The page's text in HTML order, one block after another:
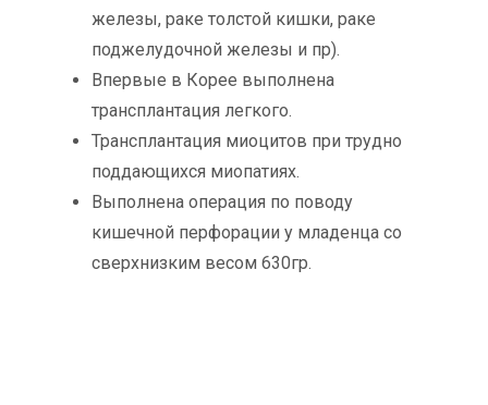
железы, раке толстой кишки, раке
поджелудочной железы и пр).
Впервые в Корее выполнена
трансплантация легкого.
Трансплантация миоцитов при трудно
поддающихся миопатиях.
Выполнена операция по поводу
кишечной перфорации у младенца со
сверхнизким весом 630гр.